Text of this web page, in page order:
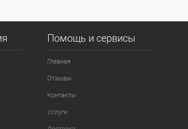
Помощь и сервисы
Главная
Отзывы
Контакты
Услуги